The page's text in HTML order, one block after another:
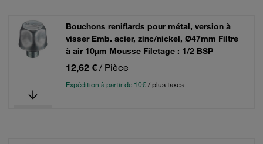
Bouchons reniflards pour métal, version à
visser Emb. acier, zinc/nickel, Ø47mm Filtre
à air 10µm Mousse Filetage : 1/2 BSP
12,62 € / Pièce
Expédition à partir de 10€/ plus taxes